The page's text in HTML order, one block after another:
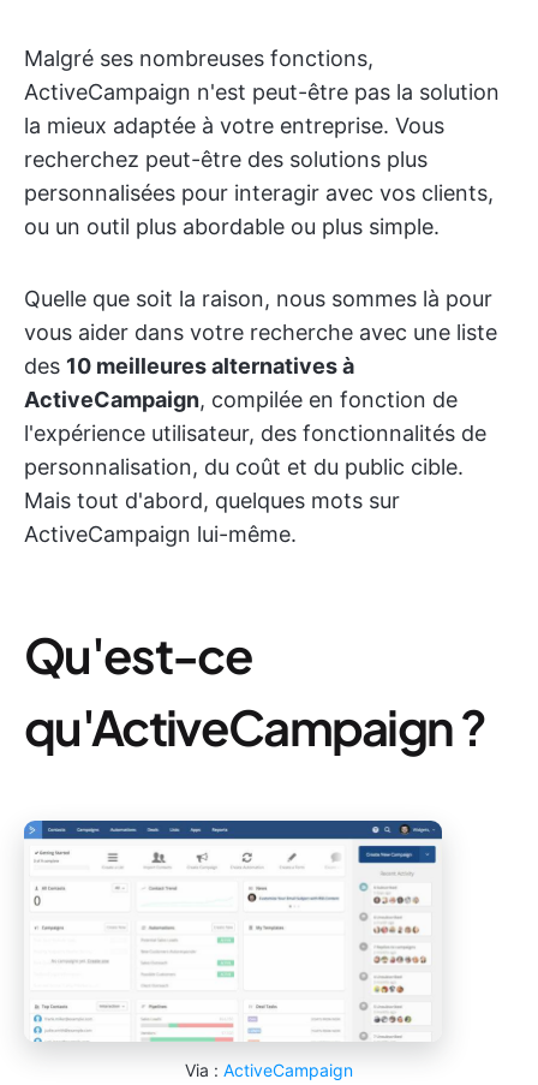
Malgré ses nombreuses fonctions,
ActiveCampaign n'est peut-être pas la solution
la mieux adaptée à votre entreprise. Vous
recherchez peut-être des solutions plus
personnalisées pour interagir avec vos clients,
ou un outil plus abordable ou plus simple.
Quelle que soit la raison, nous sommes là pour
vous aider dans votre recherche avec une liste
des 10 meilleures alternatives à
ActiveCampaign, compilée en fonction de
l'expérience utilisateur, des fonctionnalités de
personnalisation, du coût et du public cible.
Mais tout d'abord, quelques mots sur
ActiveCampaign lui-même.
Qu'est-ce
qu'ActiveCampaign ?
Via : ActiveCampaign